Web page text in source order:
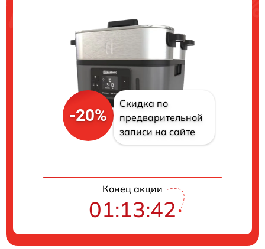
-20%
Скидка по
предварительной
записи на сайте
Конец акции
01:13:41